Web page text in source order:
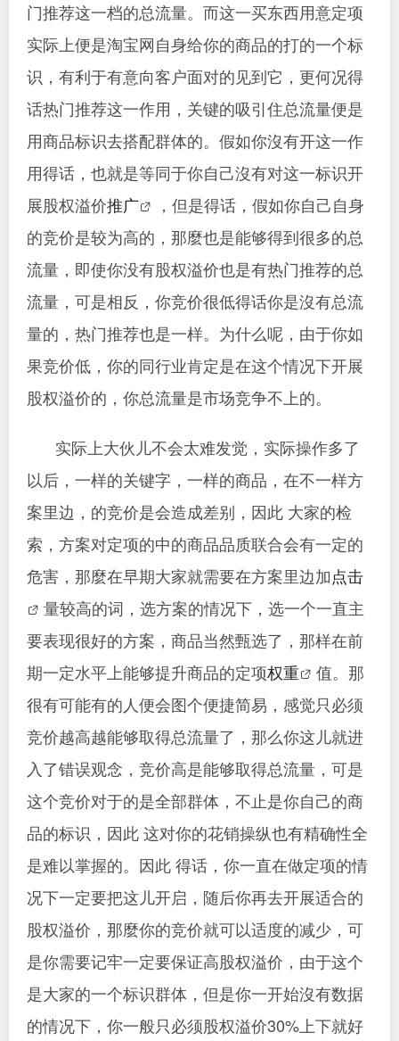
门推荐这一档的总流量。而这一买东西用意定项
实际上便是淘宝网自身给你的商品的打的一个标
识，有利于有意向客户面对的见到它，更何况得
话热门推荐这一作用，关键的吸引住总流量便是
用商品标识去搭配群体的。假如你沒有开这一作
用得话，也就是等同于你自己沒有对这一标识开
展股权溢价推广
，但是得话，假如你自己自身
的竞价是较为高的，那麼也是能够得到很多的总
流量，即使你没有股权溢价也是有热门推荐的总
流量，可是相反，你竞价很低得话你是沒有总流
量的，热门推荐也是一样。为什么呢，由于你如
果竞价低，你的同行业肯定是在这个情况下开展
股权溢价的，你总流量是市场竞争不上的。
实际上大伙儿不会太难发觉，实际操作多了
以后，一样的关键字，一样的商品，在不一样方
案里边， 的竞价是会造成差别，因此 大家的检
索，方案对定项的中的商品品质联合会有一定的
危害，那麼在早期大家就需要在方案里边加点击
量较高的词，选方案的情况下，选一个一直主
要表现很好的方案，商品当然甄选了，那样在前
期一定水平上能够提升商品的定项权重
值。那
很有可能有的人便会图个便捷简易，感觉只必须
竞价越高越能够取得总流量了，那么你这儿就进
入了错误观念，竞价高是能够取得总流量，可是
这个竞价对于的是全部群体，不止是你自己的商
品的标识，因此 这对你的花销操纵也有精确性全
是难以掌握的。因此 得话，你一直在做定项的情
况下一定要把这儿开启，随后你再去开展适合的
股权溢价，那麼你的竞价就可以适度的减少，可
是你需要记牢一定要保证高股权溢价，由于这个
是大家的一个标识群体，但是你一开始沒有数据
的情况下，你一般只必须股权溢价30%上下就好